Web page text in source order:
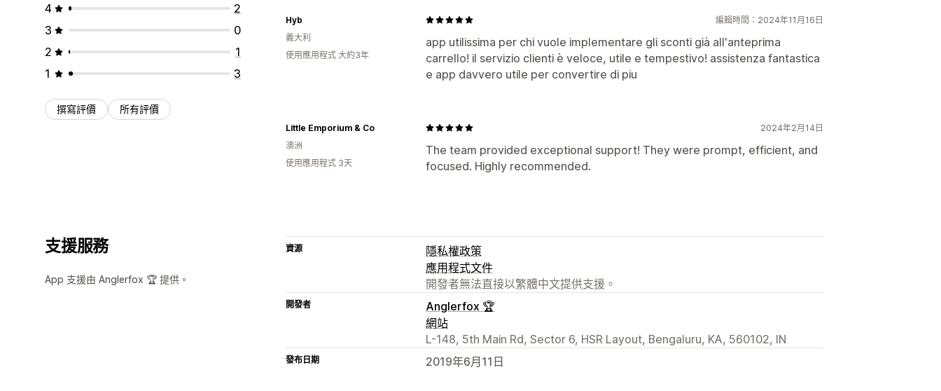
4
2
3
0
2
1
1
3
撰寫評價 所有評價
編輯時間：2024年11月16日
app utilissima per chi vuole implementare gli sconti già all'anteprima
carrello! il servizio clienti è veloce, utile e tempestivo! assistenza fantastica
e app davvero utile per convertire di piu
Hyb
義大利
使用應用程式 大約3年
2024年2月14日
The team provided exceptional support! They were prompt, efficient, and
focused. Highly recommended.
Little Emporium & Co
澳洲
使用應用程式 3天
支援服務
App 支援由 Anglerfox 🏆 提供。
資源
隱私權政策
應用程式文件
開發者無法直接以繁體中文提供支援。
開發者
Anglerfox 🏆
網站
L-148, 5th Main Rd, Sector 6, HSR Layout, Bengaluru, KA, 560102, IN
發布日期 2019年6月11日